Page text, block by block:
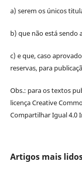
a) serem os únicos
b) que não está
c) e que, caso
reservas, para
Obs.: para os textos
licença Creative
Compartilhar Igual 4.0
Artigos mais